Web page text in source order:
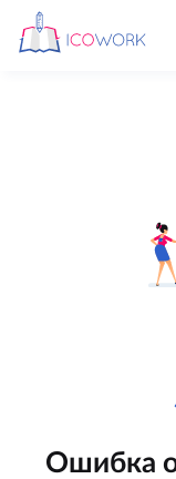
Ошибка